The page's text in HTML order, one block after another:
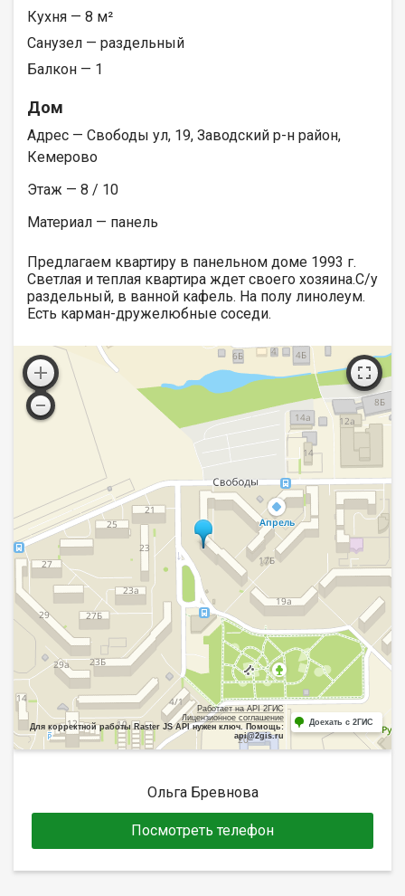
Кухня — 8 м²
Санузел — раздельный
Балкон — 1
Дом
Адрес — Свободы ул, 19, Заводский р-н район,
Кемерово
Этаж — 8 / 10
Материал — панель
Предлагаем квартиру в панельном доме 1993 г.
Светлая и теплая квартира ждет своего хозяина.С/у
раздельный, в ванной кафель. На полу линолеум.
Есть карман-дружелюбные соседи.
Работает на API 2ГИС
Лицензионное соглашение
Для корректной работы Raster JS API нужен ключ. Помощь:
api@2gis.ru
Доехать с 2ГИС
Ольга Бревнова
Посмотреть телефон